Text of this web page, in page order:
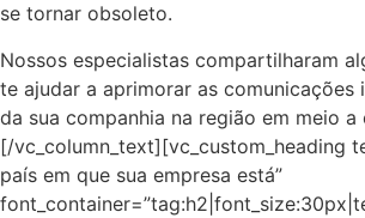
se tornar obsoleto.
Nossos especialistas compartilharam
te ajudar a aprimorar as comunicações
da sua companhia na região em meio a
[/vc_column_text][vc_custom_heading
país em que sua empresa está”